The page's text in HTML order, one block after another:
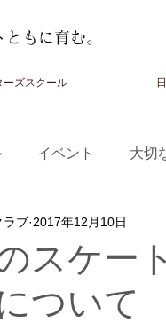
もに育む。
ーズスクール
イベント 大切
スクール
スケー
ついて
ラブ 2017年12月10日